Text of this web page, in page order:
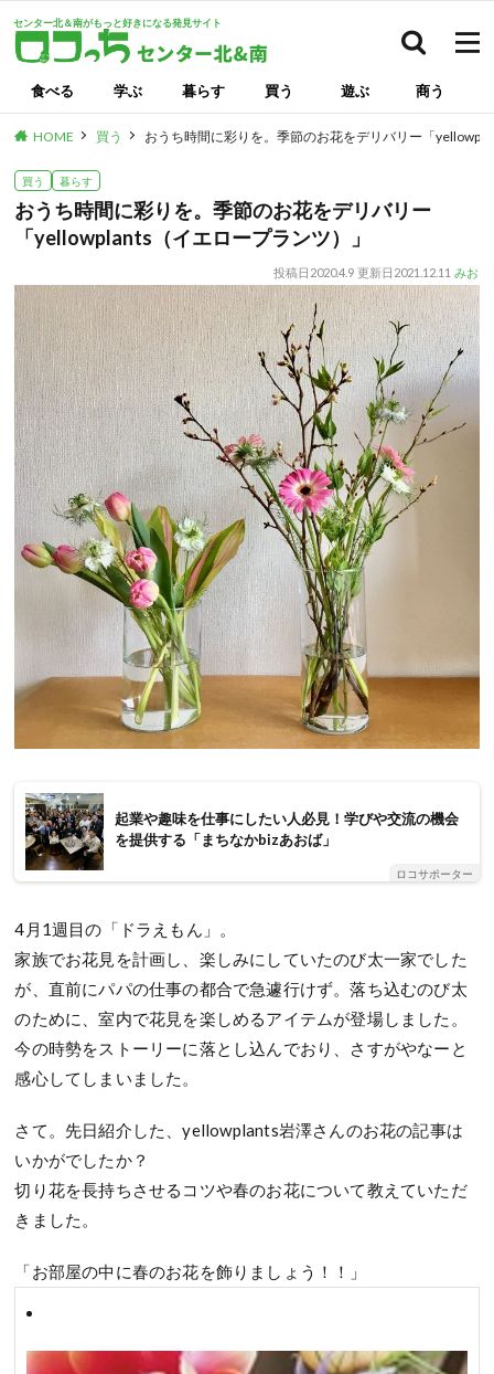
センター北＆南がもっと好きになる発見サイト
食べる 学ぶ 暮らす 買う 遊ぶ 商う
HOME 買う おうち時間に彩りを。季節のお花をデリバリー「
買う 暮らす
おうち時間に彩りを。季節のお花をデリバリー
「yellowplants（イエロープランツ）」
投稿日 2020.4.9 更新日 2021.12.11 みお
起業や趣味を仕事にしたい人必見！学びや交流の機会
を提供する「まちなかbizあおば」
ロコサポーター
4月1週目の「ドラえもん」。
家族でお花見を計画し、楽しみにしていたのび太一家でした
が、直前にパパの仕事の都合で急遽行けず。落ち込むのび太
のために、室内で花見を楽しめるアイテムが登場しました。
今の時勢をストーリーに落とし込んでおり、さすがやなーと
感心してしまいました。
さて。先日紹介した、yellowplants岩澤さんのお花の記事は
いかがでしたか？
切り花を長持ちさせるコツや春のお花について教えていただ
きました。
「お部屋の中に春のお花を飾りましょう！！」